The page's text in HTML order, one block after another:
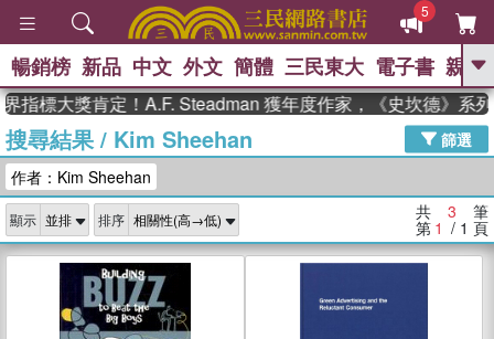
5
GO
熱搜： 高希均教授回憶錄
、 The Odyssey 、 父親節 、 如果歷
獎 臺灣漫遊錄 、 方念華 、 台灣的李
登輝時代
數學女孩：黎曼猜想 、
偉大的迷走神經
暢銷榜 新品 中文 外文 簡體 三民東大 電子書 親子
指標大獎肯定！A.F. Steadman 獲年度作家，《史坎德》系列
搜尋結果/ Kim Sheehan
篩選
作者：Kim Sheehan
顯示 排序 共 3 筆
第 1 / 1 頁